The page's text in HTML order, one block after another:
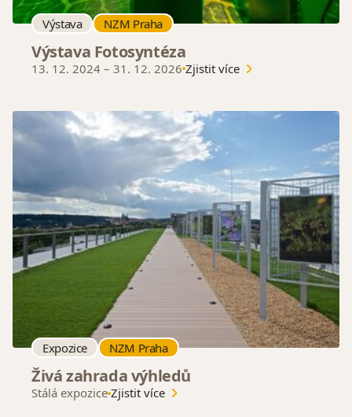
Výstava NZM Praha
Výstava Fotosyntéza
13. 12. 2024 – 31. 12. 2026 Zjistit více
Expozice NZM Praha
Živá zahrada výhledů
Stálá expozice Zjistit více